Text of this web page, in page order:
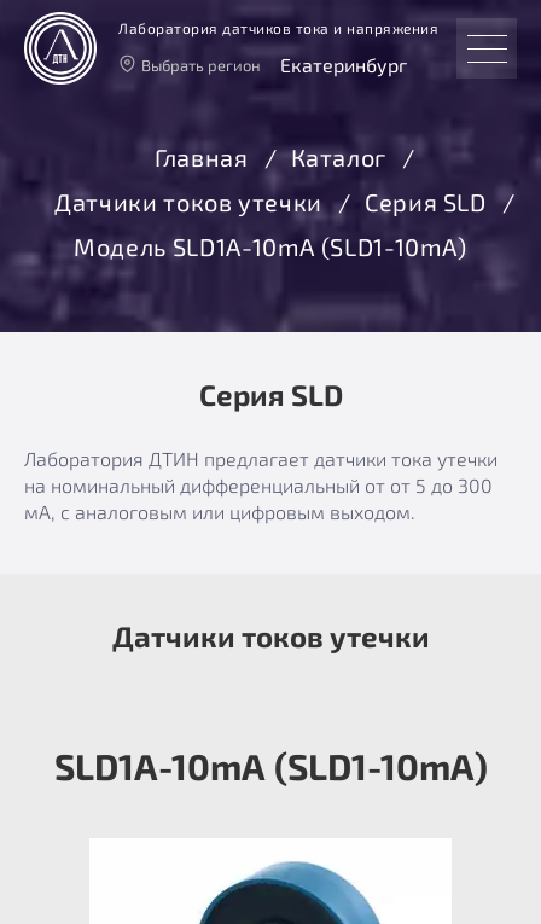
Лаборатория датчиков тока и напряжения
Выбрать регион Екатеринбург
Москва
Санкт-Петербург
Екатеринбург
Главная
Каталог
Датчики токов утечки
Серия SLD
Модель SLD1A-10mА (SLD1-10mA)
Серия SLD
Лаборатория ДТИН предлагает датчики тока утечки
на номинальный дифференциальный от от 5 до 300
мА, с аналоговым или цифровым выходом.
Датчики токов утечки
SLD1A-10mА (SLD1-10mA)